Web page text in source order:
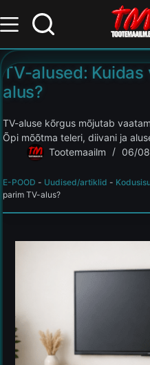
TV-alused:
alus?
TV-aluse kõrgus mõjutab
Õpi mõõtma teleri, diivani ja
Tootemaailm
06/
E-POOD - Uudised/artiklid -
parim TV-alus?